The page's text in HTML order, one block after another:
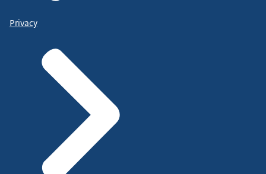
Privacy